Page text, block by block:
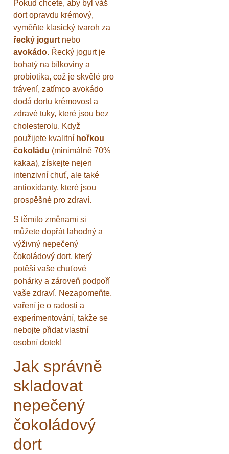
Pokud chcete, aby byl váš
dort opravdu krémový,
vyměňte klasický tvaroh za
řecký jogurt nebo
avokádo. Řecký jogurt je
bohatý na bílkoviny a
probiotika, což je skvělé pro
trávení, zatímco avokádo
dodá dortu krémovost a
zdravé tuky, které jsou bez
cholesterolu. Když
použijete kvalitní hořkou
čokoládu (minimálně 70%
kakaa), získejte nejen
intenzivní chuť, ale také
antioxidanty, které jsou
prospěšné pro zdraví.
S těmito změnami si
můžete dopřát lahodný a
výživný nepečený
čokoládový dort, který
potěší vaše chuťové
pohárky a zároveň podpoří
vaše zdraví. Nezapomeňte,
vaření je o radosti a
experimentování, takže se
nebojte přidat vlastní
osobní dotek!
Jak správně
skladovat
nepečený
čokoládový
dort